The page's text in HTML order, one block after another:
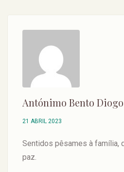
Antónimo Bento Diogo
21 ABRIL 2023
Sentidos pêsames à família,
paz.